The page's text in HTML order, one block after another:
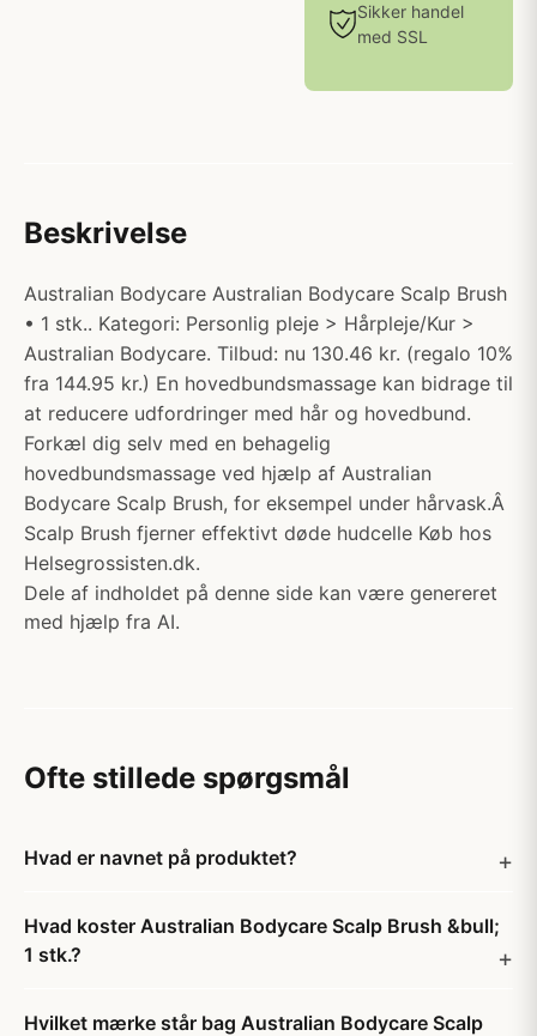
Sikker handel
med SSL
Beskrivelse
Australian Bodycare Australian Bodycare Scalp Brush
• 1 stk.. Kategori: Personlig pleje > Hårpleje/Kur >
Australian Bodycare. Tilbud: nu 130.46 kr. (regalo 10%
fra 144.95 kr.) En hovedbundsmassage kan bidrage til
at reducere udfordringer med hår og hovedbund.
Forkæl dig selv med en behagelig
hovedbundsmassage ved hjælp af Australian
Bodycare Scalp Brush, for eksempel under hårvask.Â
Scalp Brush fjerner effektivt døde hudcelle Køb hos
Helsegrossisten.dk.
Dele af indholdet på denne side kan være genereret
med hjælp fra AI.
Ofte stillede spørgsmål
Hvad er navnet på produktet?
Hvad koster Australian Bodycare Scalp Brush &bull;
1 stk.?
Hvilket mærke står bag Australian Bodycare Scalp